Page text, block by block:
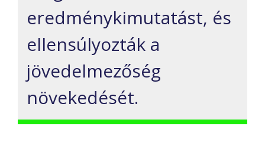
eredménykimutatást, és
ellensúlyozták a
jövedelmezőség
növekedését.